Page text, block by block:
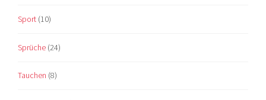
Sport (10)
Sprüche (24)
Tauchen (8)